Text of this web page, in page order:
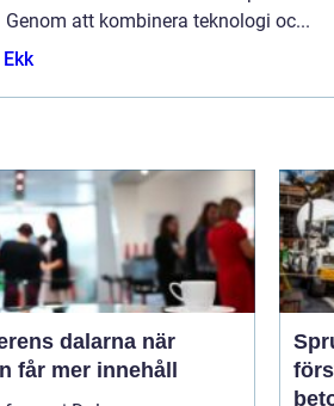
Genom att kombinera teknologi oc...
dalarna när
får mer innehåll